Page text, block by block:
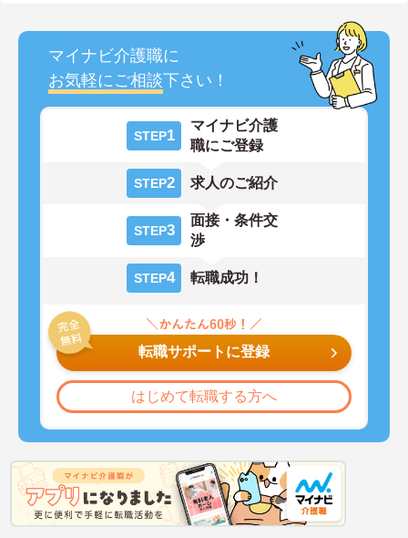
マイナビ介護職に
お気軽にご相談下さい！
STEP1
マイナビ介護
職にご登録
STEP2 求人のご紹介
STEP3
面接・条件交
渉
STEP4 転職成功！
転職サポートに登録
はじめて転職する方へ